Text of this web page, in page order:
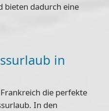
bieten dadurch eine
in
die perfekte
In den